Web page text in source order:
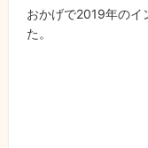
おかげで2019年のイ
た。